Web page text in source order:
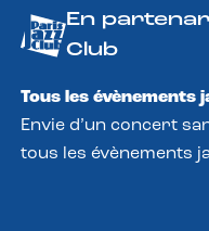
En
Club
Tous les évènements
Envie d’un concert
tous les évènements